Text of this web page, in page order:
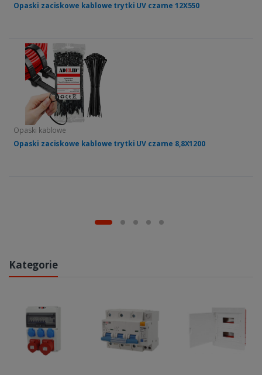
Opaski zaciskowe kablowe trytki UV czarne 12X550
Opaski kablowe
Opaski zaciskowe kablowe trytki UV czarne 8,8X1200
Kategorie